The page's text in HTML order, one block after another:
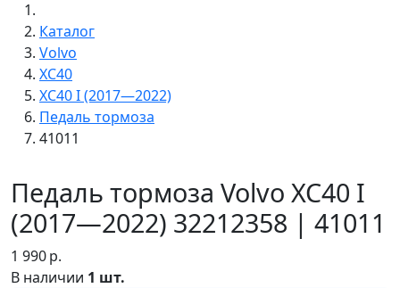
Каталог
Volvo
XC40
XC40 I (2017—2022)
Педаль тормоза
41011
Педаль тормоза Volvo XC40 I
(2017—2022) 32212358 | 41011
1 990р.
В наличии 1 шт.